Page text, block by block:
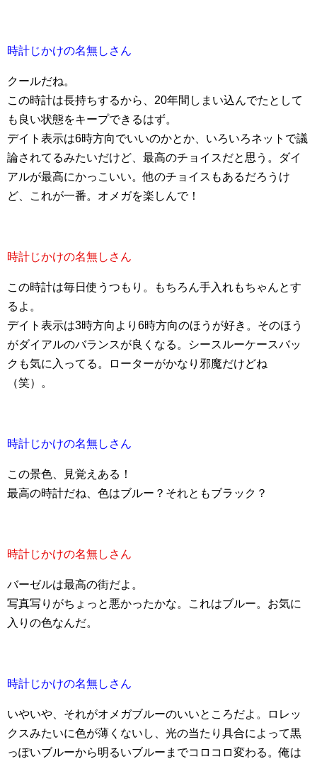
時計じかけの名無しさん
クールだね。
この時計は長持ちするから、20年間しまい込んでたとして
も良い状態をキープできるはず。
デイト表示は6時方向でいいのかとか、いろいろネットで議
論されてるみたいだけど、最高のチョイスだと思う。ダイ
アルが最高にかっこいい。他のチョイスもあるだろうけ
ど、これが一番。オメガを楽しんで！
時計じかけの名無しさん
この時計は毎日使うつもり。もちろん手入れもちゃんとす
るよ。
デイト表示は3時方向より6時方向のほうが好き。そのほう
がダイアルのバランスが良くなる。シースルーケースバッ
クも気に入ってる。ローターがかなり邪魔だけどね
（笑）。
時計じかけの名無しさん
この景色、見覚えある！
最高の時計だね、色はブルー？それともブラック？
時計じかけの名無しさん
バーゼルは最高の街だよ。
写真写りがちょっと悪かったかな。これはブルー。お気に
入りの色なんだ。
時計じかけの名無しさん
いやいや、それがオメガブルーのいいところだよ。ロレッ
クスみたいに色が薄くないし、光の当たり具合によって黒
っぽいブルーから明るいブルーまでコロコロ変わる。俺は